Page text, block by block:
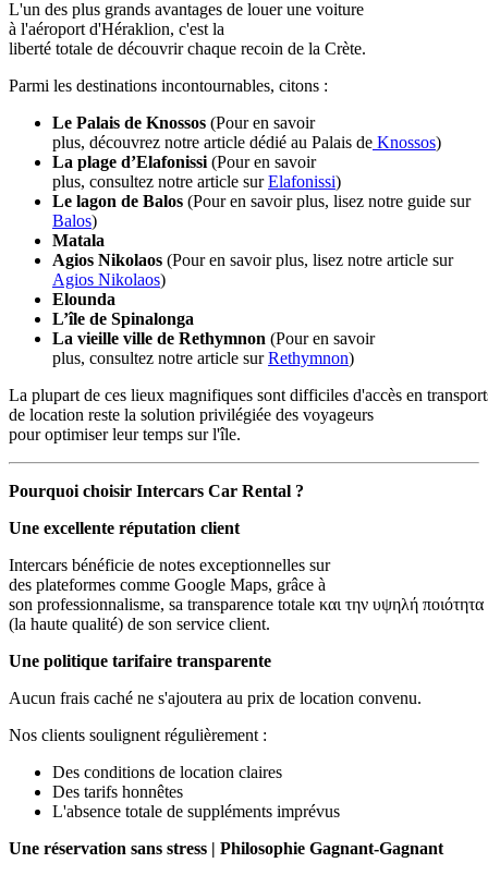
L'un des plus grands avantages de louer une voiture
à l'aéroport d'Héraklion, c'est la
liberté totale de découvrir chaque recoin de la Crète.
Parmi les destinations incontournables, citons :
Le Palais de Knossos (Pour en savoir
plus, découvrez notre article dédié au Palais de Knossos)
La plage d’Elafonissi (Pour en savoir
plus, consultez notre article surElafonissi)
Le lagon de Balos (Pour en savoir plus, lisez notre guide sur
Balos)
Matala
Agios Nikolaos (Pour en savoir plus, lisez notre article sur
Agios Nikolaos)
Elounda
L’île de Spinalonga
La vieille ville de Rethymnon (Pour en savoir
plus, consultez notre article surRethymnon)
La plupart de ces lieux magnifiques sont difficiles d'accès en
de location reste la solution privilégiée des voyageurs
pour optimiser leur temps sur l'île.
Pourquoi choisir Intercars Car Rental ?
Une excellente réputation client
Intercars bénéficie de notes exceptionnelles sur
des plateformes comme Google Maps, grâce à
son professionnalisme, sa transparence totale και την υψηλή ποιότητα
(la haute qualité) de son service client.
Une politique tarifaire transparente
Aucun frais caché ne s'ajoutera au prix de location convenu.
Nos clients soulignent régulièrement :
Des conditions de location claires
Des tarifs honnêtes
L'absence totale de suppléments imprévus
Une réservation sans stress | Philosophie Gagnant-Gagnant